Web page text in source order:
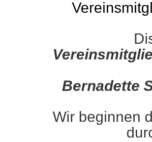
Bernadette
Wir beginnen